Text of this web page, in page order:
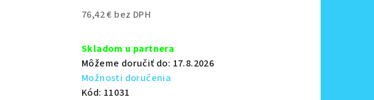
z
76,42 € bez DPH
cena:
Skladom u partnera
Môžeme doručiť do: 17.8.2026
Možnosti doručenia
Kód: 11031